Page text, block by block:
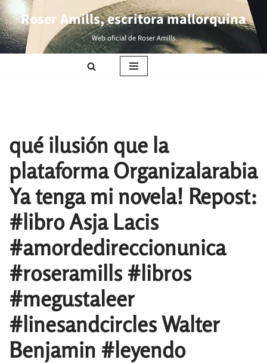
Saltar
al
Roser Amills, escritora mallorquina
Web oficial de Roser Amills
qué ilusión que la
plataforma Organizalarabia
Ya tenga mi novela! Repost:
#libro Asja Lacis
#amordedireccionunica
#roseramills #libros
#megustaleer
#linesandcircles Walter
Benjamin #leyendo